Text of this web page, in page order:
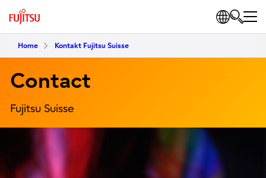
Home Kontakt Fujitsu Suisse
Contact
Fujitsu Suisse